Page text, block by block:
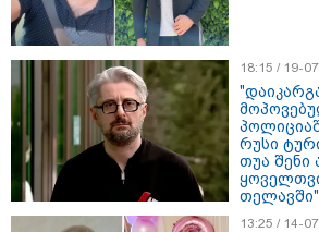
თბილისი -
ლარიდან
თბილისი -
18:15 / 19-
რუსი
თუა შენი
თელავში"
13:25 / 14-